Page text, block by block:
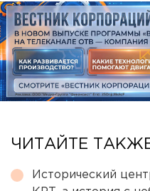
ЧИТАЙТЕ
Исторический